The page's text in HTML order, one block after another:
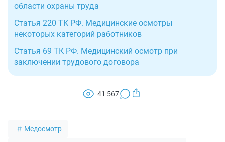
области охраны труда
Статья 220 ТК РФ. Медицинские осмотры
некоторых категорий работников
Статья 69 ТК РФ. Медицинский осмотр при
заключении трудового договора
41 567
Медосмотр